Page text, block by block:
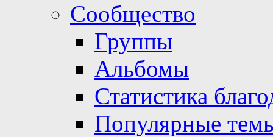
Сообщество
Группы
Альбомы
Статистика
Популярные